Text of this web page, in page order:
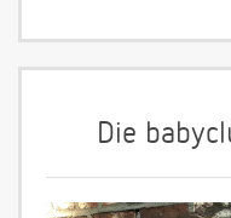
Die